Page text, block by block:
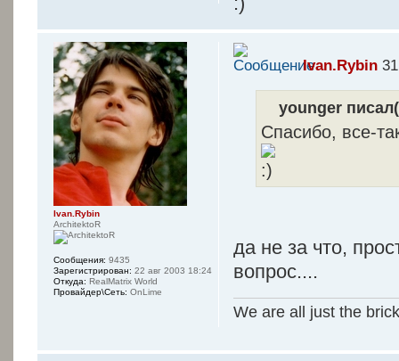
Ivan.Rybin
younger
Спасибо, все-
да не за что,
вопрос....
We are all just the
Ivan.Rybin
ArchitektoR
Сообщения: 9435
Зарегистрирован: 22 авг 2003 18:24
Откуда: RealMatrix World
Провайдер\Сеть: OnLime